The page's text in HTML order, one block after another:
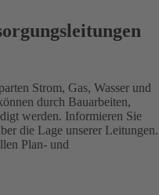
Strom, Gas, Wasser und
durch Bauarbeiten,
werden. Informieren Sie
die Lage unserer Leitungen.
Plan- und